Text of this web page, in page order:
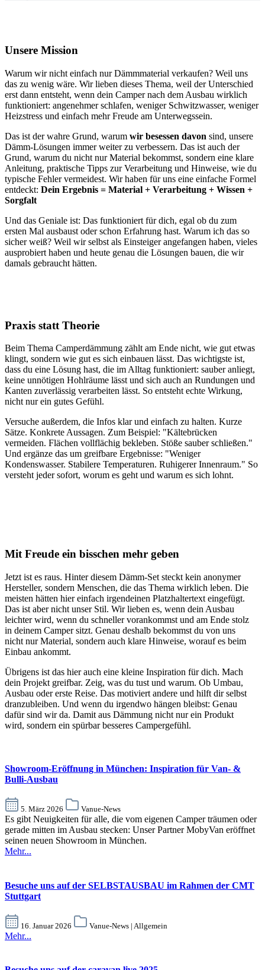
Unsere Mission
Warum wir nicht einfach nur Dämmmaterial verkaufen? Weil uns
das zu wenig wäre. Wir lieben dieses Thema, weil der Unterschied
erst dann entsteht, wenn dein Camper nach dem Ausbau wirklich
funktioniert: angenehmer schlafen, weniger Schwitzwasser, weniger
Heizstress und einfach mehr Freude am Unterwegssein.
Das ist der wahre Grund, warum wir besessen davon sind, unsere
Dämm-Lösungen immer weiter zu verbessern. Das ist auch der
Grund, warum du nicht nur Material bekommst, sondern eine klare
Anleitung, praktische Tipps zur Verarbeitung und Hinweise, wie du
typische Fehler vermeidest. Wir haben für uns eine einfache Formel
entdeckt: Dein Ergebnis = Material + Verarbeitung + Wissen +
Sorgfalt
Und das Geniale ist: Das funktioniert für dich, egal ob du zum
ersten Mal ausbaust oder schon Erfahrung hast. Warum ich das so
sicher weiß? Weil wir selbst als Einsteiger angefangen haben, vieles
ausprobiert haben und heute genau die Lösungen bauen, die wir
damals gebraucht hätten.
Praxis statt Theorie
Beim Thema Camperdämmung zählt am Ende nicht, wie gut etwas
klingt, sondern wie gut es sich einbauen lässt. Das wichtigste ist,
dass du eine Lösung hast, die im Alltag funktioniert: sauber anliegt,
keine unnötigen Hohlräume lässt und sich auch an Rundungen und
Kanten zuverlässig verarbeiten lässt. So entsteht echte Wirkung,
nicht nur ein gutes Gefühl.
Versuche außerdem, die Infos klar und einfach zu halten. Kurze
Sätze. Konkrete Aussagen. Zum Beispiel: "Kältebrücken
vermeiden. Flächen vollflächig bekleben. Stöße sauber schließen."
Und ergänze das um greifbare Ergebnisse: "Weniger
Kondenswasser. Stabilere Temperaturen. Ruhigerer Innenraum." So
versteht jeder sofort, worum es geht und warum es sich lohnt.
Mit Freude ein bisschen mehr geben
Jetzt ist es raus. Hinter diesem Dämm-Set steckt kein anonymer
Hersteller, sondern Menschen, die das Thema wirklich leben. Die
meisten hätten hier einfach irgendeinen Platzhaltertext eingefügt.
Das ist aber nicht unser Stil. Wir lieben es, wenn dein Ausbau
leichter wird, wenn du schneller vorankommst und am Ende stolz
in deinem Camper sitzt. Genau deshalb bekommst du von uns
nicht nur Material, sondern auch klare Hinweise, worauf es beim
Einbau ankommt.
Übrigens ist das hier auch eine kleine Inspiration für dich. Mach
dein Projekt greifbar. Zeig, was du tust und warum. Ob Umbau,
Ausbau oder erste Reise. Das motiviert andere und hilft dir selbst
dranzubleiben. Und wenn du irgendwo hängen bleibst: Genau
dafür sind wir da. Damit aus Dämmung nicht nur ein Produkt
wird, sondern ein spürbar besseres Campergefühl.
Showroom-Eröffnung in München: Inspiration für Van- &
Bulli-Ausbau
5. März 2026 Vanue-News
Es gibt Neuigkeiten für alle, die vom eigenen Camper träumen oder
gerade mitten im Ausbau stecken: Unser Partner MobyVan eröffnet
seinen neuen Showroom in München.
Mehr...
Besuche uns auf der SELBSTAUSBAU im Rahmen der CMT
Stuttgart
16. Januar 2026 Vanue-News | Allgemein
Mehr...